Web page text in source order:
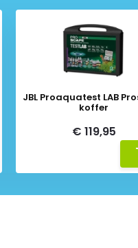
JBL Proaquatest LAB
koffer
€ 119,95